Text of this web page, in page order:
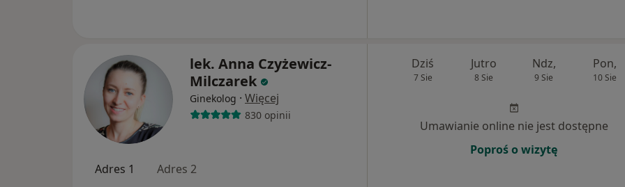
lek. Anna Czyżewicz-
Milczarek
Ginekolog · Więcej
830 opinii
Adres 1 Adres 2
Dziś
7 Sie
Jutro
8 Sie
Ndz,
9 Sie
Pon,
10 Sie
Umawianie online nie jest dostępne
Poproś o wizytę